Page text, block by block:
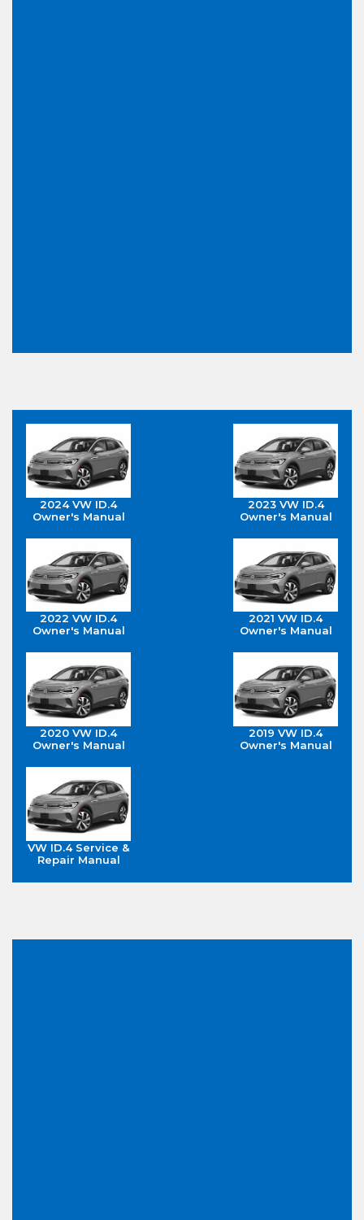
2024 VW ID.4
Owner's Manual
2023 VW ID.4
Owner's Manual
2022 VW ID.4
Owner's Manual
2021 VW ID.4
Owner's Manual
2020 VW ID.4
Owner's Manual
2019 VW ID.4
Owner's Manual
VW ID.4 Service &
Repair Manual